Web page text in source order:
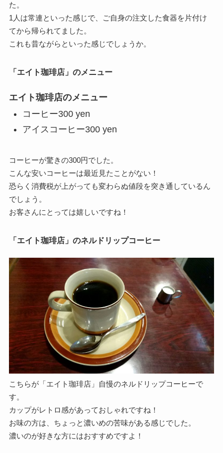
た。
1人は常連といった感じで、ご自身の注文した食器を片付け
てから帰られてました。
これも昔ながらといった感じでしょうか。
「エイト珈琲店」のメニュー
エイト珈琲店のメニュー
コーヒー300 yen
アイスコーヒー300 yen
コーヒーが驚きの300円でした。
こんな安いコーヒーは最近見たことがない！
恐らく消費税が上がっても変わらぬ値段を突き通しているん
でしょう。
お客さんにとっては嬉しいですね！
「エイト珈琲店」のネルドリップコーヒー
こちらが「エイト珈琲店」自慢のネルドリップコーヒーで
す。
カップがレトロ感があっておしゃれですね！
お味の方は、ちょっと濃いめの苦味がある感じでした。
濃いのが好きな方にはおすすめですよ！